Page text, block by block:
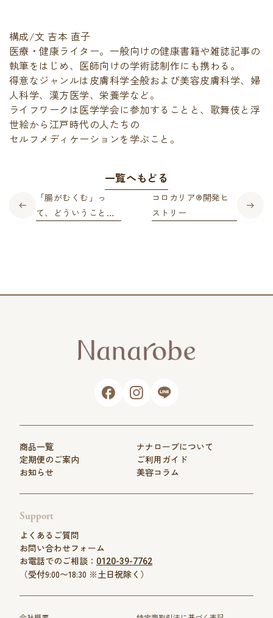
構成/文 吉本 直子
医療・健康ライター。一般向けの健康書籍や雑誌記事の
執筆をはじめ、医師向けの学術誌制作にも携わる。
得意なジャンルは皮膚科学全般および美容皮膚科学、婦
人科学、漢方医学、栄養学など。
ライフワークは医学学会に参加することと、歌舞伎と浮
世絵から江戸時代の人たちの
セルフメディケーションを学ぶこと。
「腸がむくむ」っ
て、どういうこと？
一覧へもどる
コロカリア®開発ヒ
ストリー
商品一覧
ナナローブについて
定期便のご案内
ご利用ガイド
お知らせ
美容コラム
Support
よくあるご質問
お問い合わせフォーム
お電話でのご相談： 0120-39-7762
（受付9:00〜18:30 ※土日祝除く）